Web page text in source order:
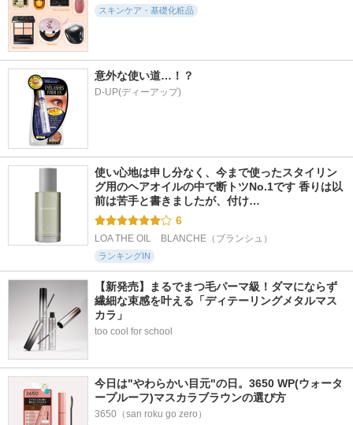
essenciel
ナンバーズイン(numb
5.4
1番 かけるパントテ
ン酸スキンパウダー
ナンバーズイン(numb
3％整肌トナー
ナンバーズイン(numb
uzin)
HA Skin Drink Seru
m
The Good Blends
スキンケア・基礎化粧品
意外な使い道…！？
D-UP(ディーアップ)
使い心地は申し分なく、今まで使ったスタイリン
グ用のヘアオイルの中で断トツNo.1です 香りは以
前は苦手と書きましたが、付け…
6
LOA THE OIL　BLANCHE（ブランシュ）
ランキングIN
【新発売】まるでまつ毛パーマ級！ダマにならず
繊細な束感を叶える「ディテーリングメタルマス
カラ」
too cool for school
今日は"やわらかい目元"の日。3650 WP(ウォータ
ープルーフ)マスカラブラウンの選び方
3650（san roku go zero）